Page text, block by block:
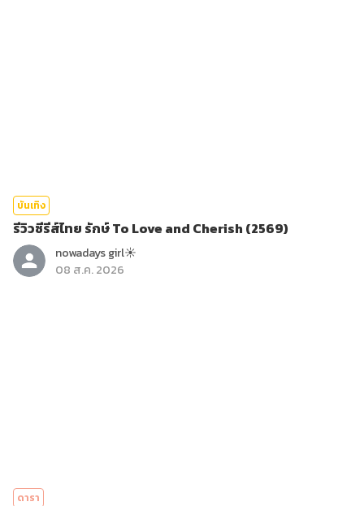
บันเทิง
รีวิวซีรีส์ไทย รักษ์ To Love and Cherish (2569)
nowadays girl☀︎︎
08 ส.ค. 2026
ดารา